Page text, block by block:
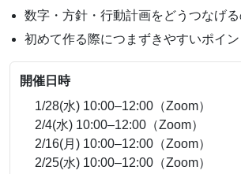
数字・方針・行動計画をどうつなげ
初めて作る際につまずきやすいポイン
開催日時
1/28(水) 10:00–12:00（Zoom）
2/4(水) 10:00–12:00（Zoom）
2/16(月) 10:00–12:00（Zoom）
2/25(水) 10:00–12:00（Zoom）